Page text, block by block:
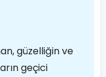
güzelliğin ve
geçici